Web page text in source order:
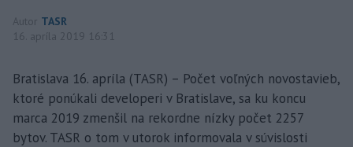
Autor TASR
16. apríla 2019 16:31
Bratislava 16. apríla (TASR) – Počet voľných novostavieb,
ktoré ponúkali developeri v Bratislave, sa ku koncu
marca 2019 zmenšil na rekordne nízky počet 2257
bytov. TASR o tom v utorok informovala v súvislosti